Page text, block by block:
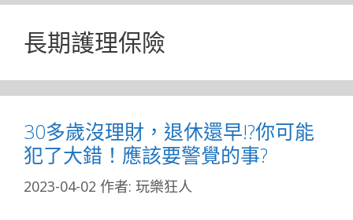
長期護理保險
30多歲沒理財，退休還早!?你可能
犯了大錯！應該要警覺的事?
2023-04-02 作者: 玩樂狂人